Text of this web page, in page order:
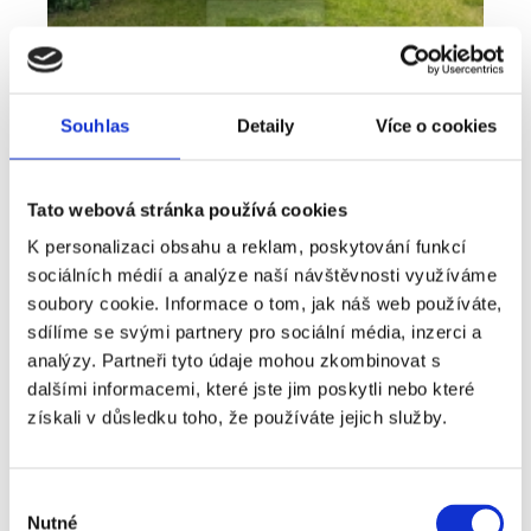
Souhlas Detaily Více o cookies
Tato webová stránka používá cookies
K personalizaci obsahu a reklam, poskytování funkcí
sociálních médií a analýze naší návštěvnosti využíváme
soubory cookie. Informace o tom, jak náš web používáte,
sdílíme se svými partnery pro sociální média, inzerci a
analýzy. Partneři tyto údaje mohou zkombinovat s
dalšími informacemi, které jste jim poskytli nebo které
získali v důsledku toho, že používáte jejich služby.
Nutné
Bydlení, které nabízí víc než běžný byt -
pronájem 2+kk 41 m², Plzeň - Lobzy
Typ nabídky
Typ nemovitosti
rozměry
dispozice
funkce
zahrada
adresa
ul. U Světovaru, Plzeň